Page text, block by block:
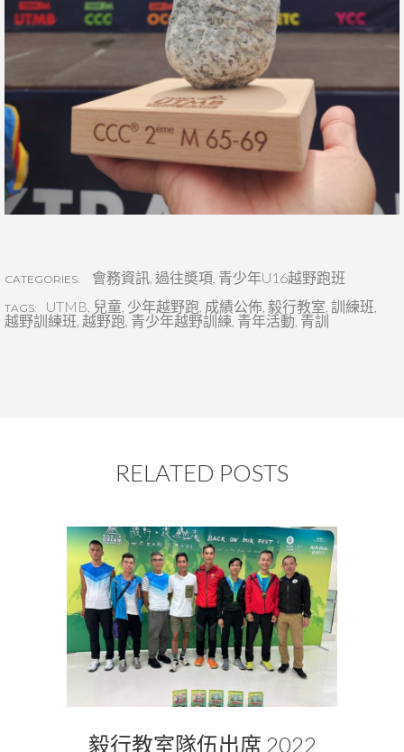
CATEGORIES: 會務資訊 過往奬項 青少年U16越野跑班
TAGS: UTMB 兒童 少年越野跑 成績公佈 毅行教室 訓練班
越野訓練班 越野跑 青少年越野訓練 青年活動 青訓
RELATED POSTS
毅行教室隊伍出席 2022